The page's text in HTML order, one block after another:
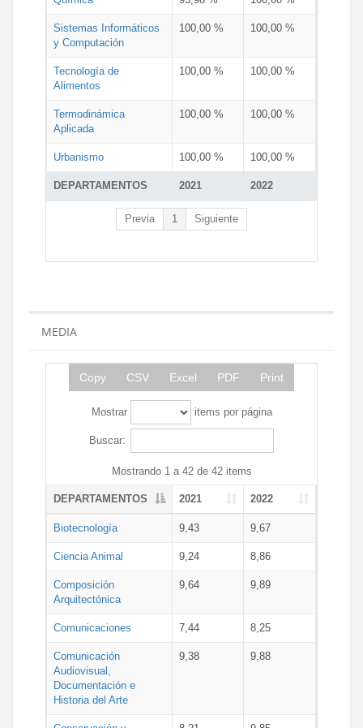
DEPARTAMENTOS 2021 2022
Sistemas Informáticos
y Computación
100,00 % 100,00 %
Tecnología de
Alimentos
100,00 % 100,00 %
Termodinámica
Aplicada
100,00 % 100,00 %
Urbanismo 100,00 % 100,00 %
Previa 1 Siguiente
MEDIA
Copy CSV Excel PDF Print
Mostrar items por página
Buscar:
Mostrando 1 a 42 de 42 items
DEPARTAMENTOS 2021 2022
Biotecnología 9,43 9,67
Ciencia Animal 9,24 8,86
Composición
Arquitectónica
9,64 9,89
Comunicaciones 7,44 8,25
Comunicación
Audiovisual,
Documentación e
Historia del Arte
9,38 9,88